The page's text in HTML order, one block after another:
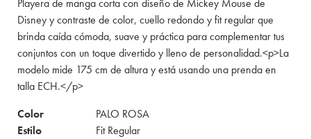
Playera de manga corta con diseño de Mickey Mouse de
Disney y contraste de color, cuello redondo y fit regular que
brinda caída cómoda, suave y práctica para complementar tus
conjuntos con un toque divertido y lleno de personalidad.<p>La
modelo mide 175 cm de altura y está usando una prenda en
talla ECH.</p>
Color
PALO ROSA
Estilo
Fit Regular